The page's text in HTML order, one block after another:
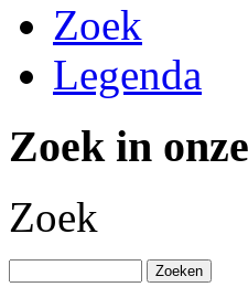
Zoek
Legenda
Zoek in
Zoek